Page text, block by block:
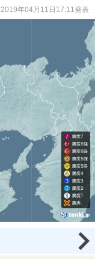
2019年04月11日17:11発表